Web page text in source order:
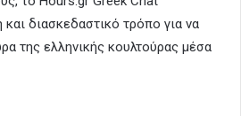
διασκεδαστικό τρόπο για να
της ελληνικής κουλτούρας μέσα